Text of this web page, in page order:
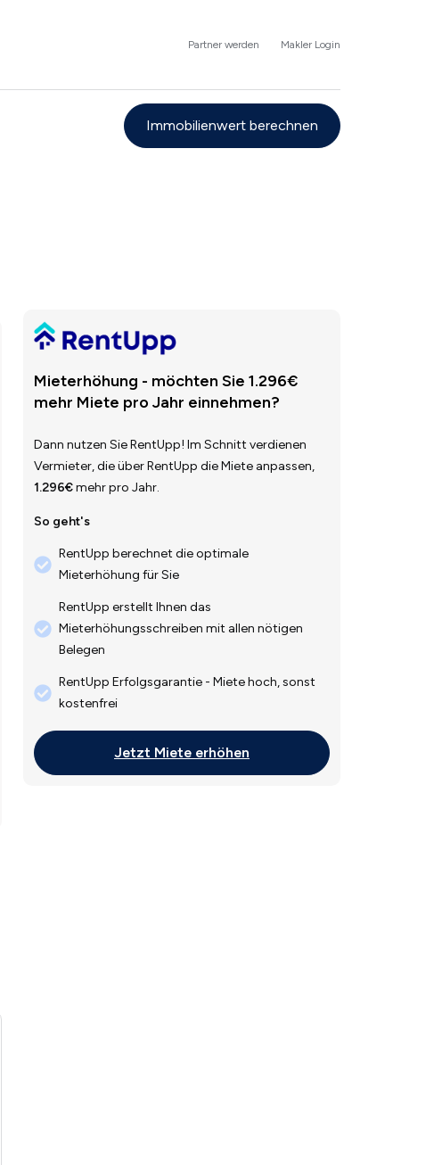
Partner werden Makler Login
Immobilienwert berechnen
Mieterhöhung - möchten Sie 1.296€
mehr Miete pro Jahr einnehmen?
Dann nutzen Sie RentUpp! Im Schnitt verdienen
Vermieter, die über RentUpp die Miete anpassen,
1.296€mehr pro Jahr.
So geht's
RentUpp berechnet die optimale
Mieterhöhung für Sie
RentUpp erstellt Ihnen das
Mieterhöhungsschreiben mit allen nötigen
Belegen
RentUpp Erfolgsgarantie - Miete hoch, sonst
kostenfrei
Jetzt Miete erhöhen